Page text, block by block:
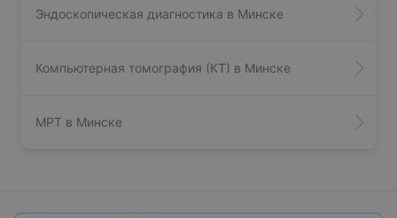
Эндоскопическая диагностика в Минске
Компьютерная томография (КТ) в Минске
МРТ в Минске